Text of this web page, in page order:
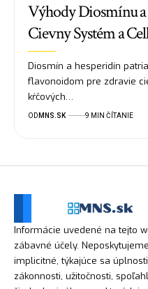
Výhody Diosmínu
Cievny Systém a
Diosmín a hesperidín
flavonoidom pre zdravie
kŕčových…
OD MNS.SK 9 MIN ČÍTANIE
Informácie uvedené na tejto
zábavné účely.
implicitné, týkajúce sa
zákonnosti, užitočnosti,